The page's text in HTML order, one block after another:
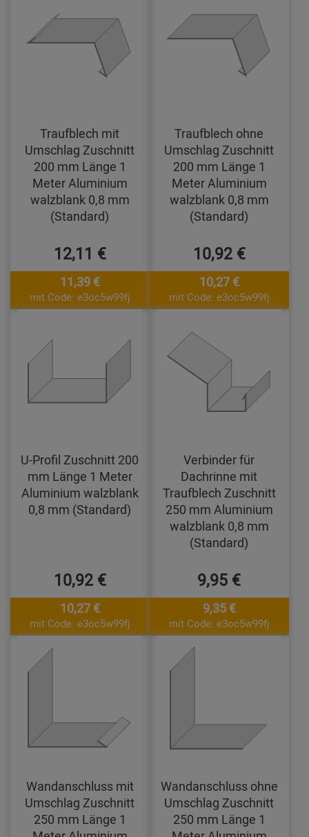
Traufblech mit
Umschlag Zuschnitt
200 mm Länge 1
Meter Aluminium
walzblank 0,8 mm
(Standard)
12,11 €
11,39 €
mit Code: e3oc5w99fj
Traufblech ohne
Umschlag Zuschnitt
200 mm Länge 1
Meter Aluminium
walzblank 0,8 mm
(Standard)
10,92 €
10,27 €
mit Code: e3oc5w99fj
U-Profil Zuschnitt 200
mm Länge 1 Meter
Aluminium walzblank
0,8 mm (Standard)
10,92 €
10,27 €
mit Code: e3oc5w99fj
Verbinder für
Dachrinne mit
Traufblech Zuschnitt
250 mm Aluminium
walzblank 0,8 mm
(Standard)
9,95 €
9,35 €
mit Code: e3oc5w99fj
Wandanschluss mit
Umschlag Zuschnitt
250 mm Länge 1
Wandanschluss ohne
Umschlag Zuschnitt
250 mm Länge 1